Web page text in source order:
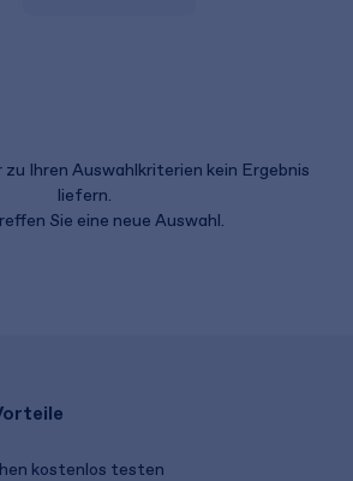
Ihren Auswahlkriterien kein Ergebnis
liefern.
Sie eine neue Auswahl.
kostenlos testen